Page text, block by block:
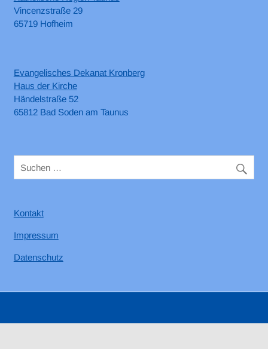
Vincenzstraße 29
65719 Hofheim
Evangelisches Dekanat Kronberg
Haus der Kirche
Händelstraße 52
65812 Bad Soden am Taunus
Kontakt
Impressum
Datenschutz